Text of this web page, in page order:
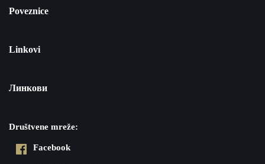
Poveznice
Linkovi
Линкови
Društvene mreže:
Facebook